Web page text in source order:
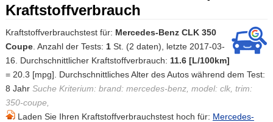
Kraftstoffverbrauch
Kraftstoffverbrauchstest für: Mercedes-Benz CLK 350
Coupe. Anzahl der Tests: 1St. (2 daten), letzte 2017-03-
16. Durchschnittlicher Kraftstoffverbrauch: 11.6 [L/100km]
= 20.3 [mpg]. Durchschnittliches Alter des Autos während dem Test:
8 Jahr Suche Kriterium: brand: mercedes-benz, model: clk, trim:
350-coupe,
Laden Sie Ihren Kraftstoffverbrauchstest hoch für: Mercedes-